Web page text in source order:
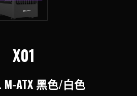
X01
M-ATX 黑色/白色